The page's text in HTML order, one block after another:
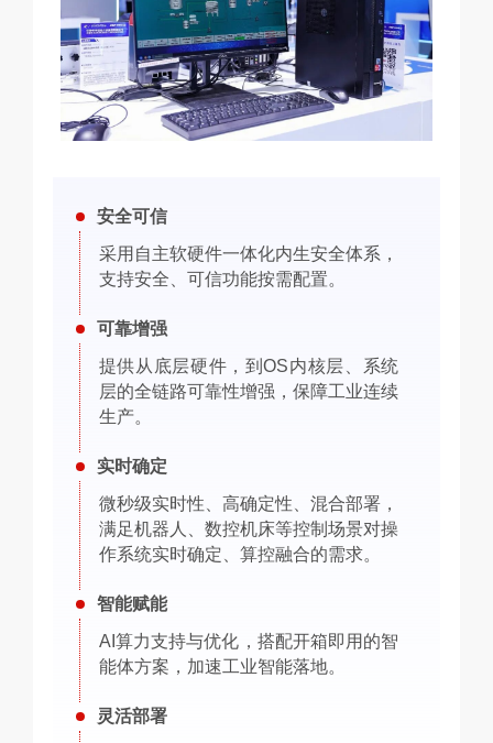
安全可信
采用自主软硬件一体化内生安全体系，
支持安全、可信功能按需配置。
可靠增强
提供从底层硬件，到OS内核层、系统
层的全链路可靠性增强，保障工业连续
生产。
实时确定
微秒级实时性、高确定性、混合部署，
满足机器人、数控机床等控制场景对操
作系统实时确定、算控融合的需求。
智能赋能
AI算力支持与优化，搭配开箱即用的智
能体方案，加速工业智能落地。
灵活部署